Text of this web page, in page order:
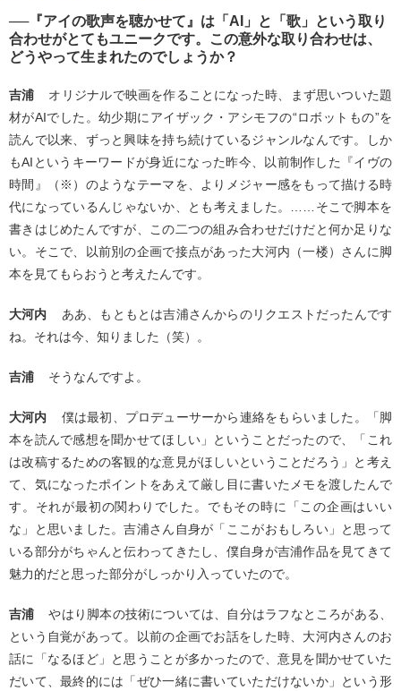
──『アイの歌声を聴かせて』は「AI」と「歌」という取り
合わせがとてもユニークです。この意外な取り合わせは、
どうやって生まれたのでしょうか？
吉浦
オリジナルで映画を作ることになった時、まず思いついた題
材がAIでした。幼少期にアイザック・アシモフの“ロボットもの”を
読んで以来、ずっと興味を持ち続けているジャンルなんです。しか
もAIというキーワードが身近になった昨今、以前制作した『イヴの
時間』（※）のようなテーマを、よりメジャー感をもって描ける時
代になっているんじゃないか、とも考えました。……そこで脚本を
書きはじめたんですが、この二つの組み合わせだけだと何か足りな
い。そこで、以前別の企画で接点があった大河内（一楼）さんに脚
本を見てもらおうと考えたんです。
大河内
ああ、もともとは吉浦さんからのリクエストだったんです
ね。それは今、知りました（笑）。
吉浦 そうなんですよ。
大河内
僕は最初、プロデューサーから連絡をもらいました。「脚
本を読んで感想を聞かせてほしい」ということだったので、「これ
は改稿するための客観的な意見がほしいということだろう」と考え
て、気になったポイントをあえて厳し目に書いたメモを渡したんで
す。それが最初の関わりでした。でもその時に「この企画はいい
な」と思いました。吉浦さん自身が「ここがおもしろい」と思って
いる部分がちゃんと伝わってきたし、僕自身が吉浦作品を見てきて
魅力的だと思った部分がしっかり入っていたので。
吉浦
やはり脚本の技術については、自分はラフなところがある、
という自覚があって。以前の企画でお話をした時、大河内さんのお
話に「なるほど」と思うことが多かったので、意見を聞かせていた
だいて、最終的には「ぜひ一緒に書いていただけないか」という形